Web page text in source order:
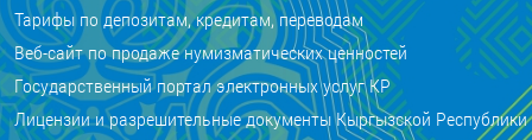
Тарифы по депозитам, кредитам, переводам
Веб-сайт по продаже нумизматических ценностей
Государственный портал электронных услуг КР
Лицензии и разрешительные документы Кыргызской Республики